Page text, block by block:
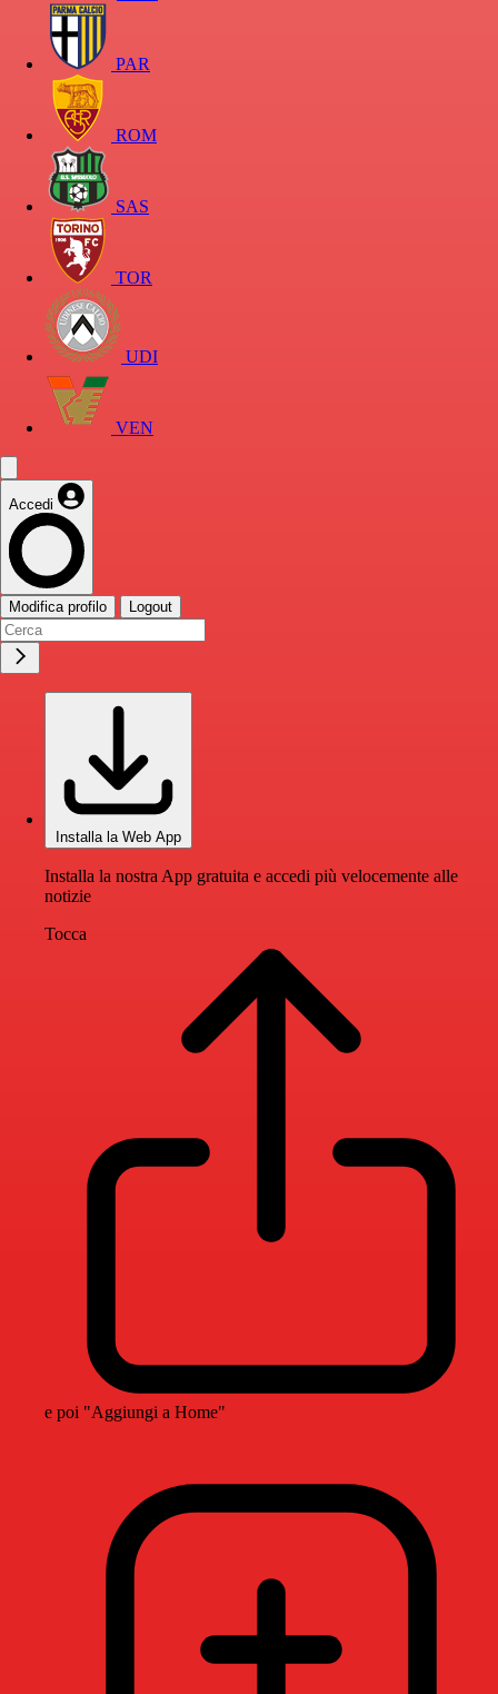
PAR
ROM
SAS
TOR
UDI
VEN
Accedi
Modifica profilo Logout
Installa la Web App
Installa la nostra App gratuita e accedi più velocemente alle
notizie
Tocca
e poi "Aggiungi a Home"